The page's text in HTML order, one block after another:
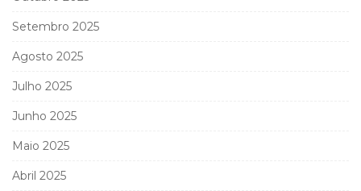
Setembro 2025
Agosto 2025
Julho 2025
Junho 2025
Maio 2025
Abril 2025